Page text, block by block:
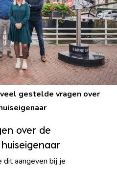
gestelde vragen over
over de
dit aangeven bij je